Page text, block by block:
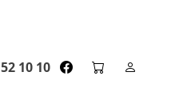
10 10 facebook page link
cart pageΣελίδα